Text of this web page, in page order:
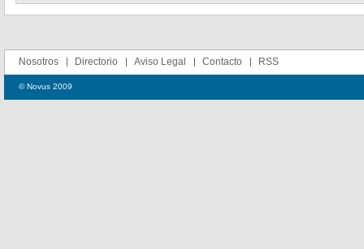
Nosotros Directorio Aviso Legal Contacto RSS
© Novus 2009